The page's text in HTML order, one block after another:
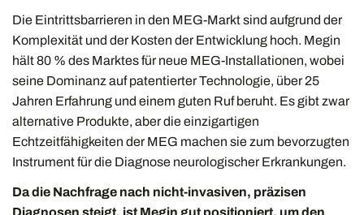
Die Eintrittsbarrieren in den MEG-Markt sind aufgrund der
Komplexität und der Kosten der Entwicklung hoch. Megin
hält 80 % des Marktes für neue MEG-Installationen, wobei
seine Dominanz auf patentierter Technologie, über 25
Jahren Erfahrung und einem guten Ruf beruht. Es gibt zwar
alternative Produkte, aber die einzigartigen
Echtzeitfähigkeiten der MEG machen sie zum bevorzugten
Instrument für die Diagnose neurologischer Erkrankungen.
Da die Nachfrage nach nicht-invasiven, präzisen